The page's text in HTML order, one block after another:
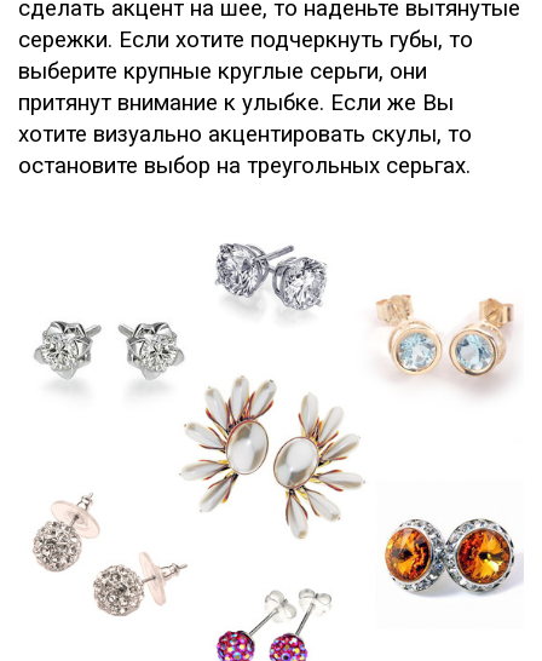
сделать акцент на шее, то наденьте вытянутые
сережки. Если хотите подчеркнуть губы, то
выберите крупные круглые серьги, они
притянут внимание к улыбке. Если же Вы
хотите визуально акцентировать скулы, то
остановите выбор на треугольных серьгах.